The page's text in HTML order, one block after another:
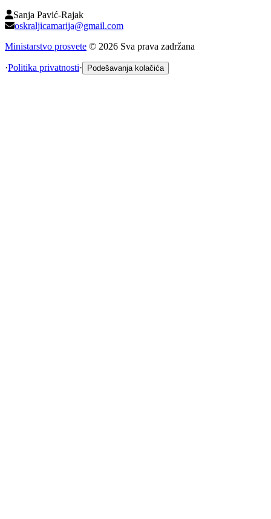
Sanja Pavić-Rajak
oskraljicamarija@gmail.com
Ministarstvo prosvete © 2026 Sva prava zadržana
·Politika privatnosti· Podešavanja kolačića